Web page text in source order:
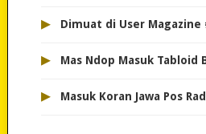
▸ Dimuat di User Magazine
▸ Mas Ndop Masuk Tabloid
▸ Masuk Koran Jawa Pos